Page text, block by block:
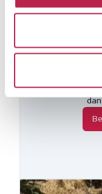
gebouwd in
aantal
plaatsen,
interesse